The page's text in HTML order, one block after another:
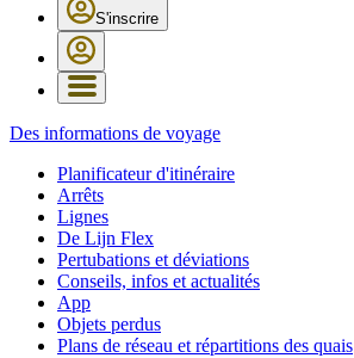
S'inscrire
Des informations de voyage
Planificateur d'itinéraire
Arrêts
Lignes
De Lijn Flex
Pertubations et déviations
Conseils, infos et actualités
App
Objets perdus
Plans de réseau et répartitions des quais